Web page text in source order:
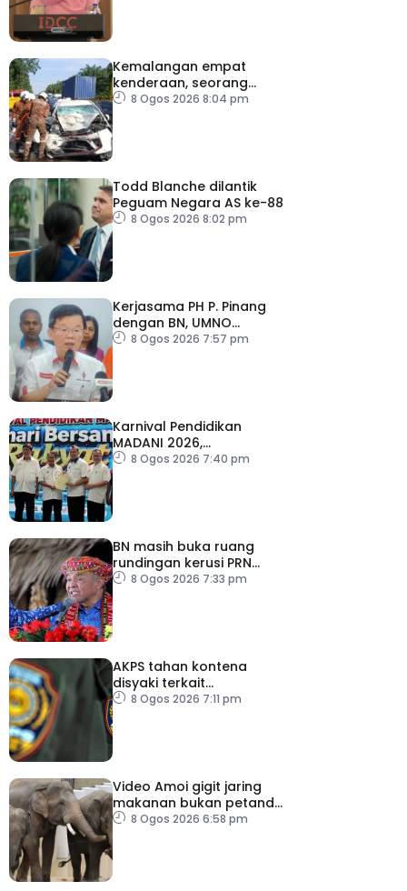
Kemalangan empat
kenderaan, seorang
maut8 Ogos 2026 8:04 pm
Todd Blanche dilantik
Peguam Negara AS ke-88
8 Ogos 2026 8:02 pm
Kerjasama PH P. Pinang
dengan BN, UMNO
diteruskan
8 Ogos 2026 7:57 pm
Karnival Pendidikan
MADANI 2026,
semarakkan budaya
8 Ogos 2026 7:40 pm
BN masih buka ruang
rundingan kerusi PRN
Melaka – Ahmad Zahid
8 Ogos 2026 7:33 pm
AKPS tahan kontena
disyaki terkait
penghantaran ke Israel
8 Ogos 2026 7:11 pm
Video Amoi gigit jaring
makanan bukan petanda
tekanan – MPT
8 Ogos 2026 6:58 pm